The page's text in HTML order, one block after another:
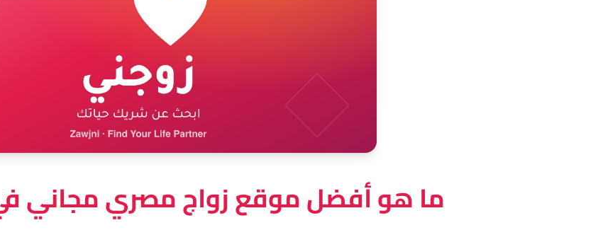
ما هو أفضل موقع زواج مصري مجاني في